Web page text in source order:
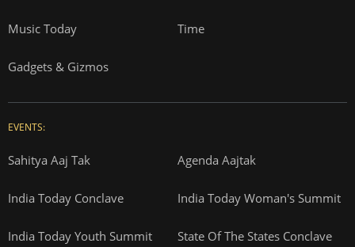
Music Today Time
Gadgets & Gizmos
EVENTS:
Sahitya Aaj Tak Agenda Aajtak
India Today Conclave India Today Woman's Summit
India Today Youth Summit State Of The States Conclave